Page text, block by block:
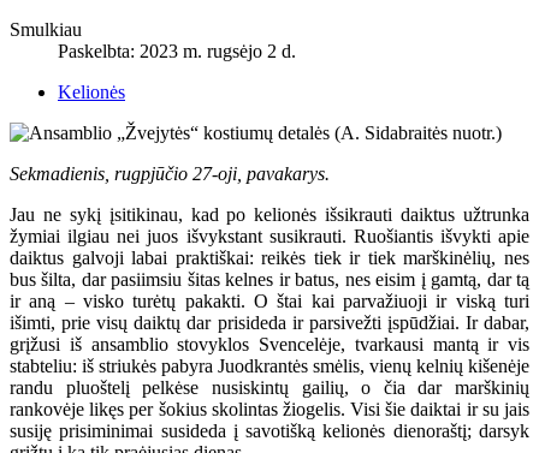
Smulkiau
Paskelbta: 2023 m. rugsėjo 2 d.
Kelionės
Sekmadienis, rugpjūčio 27-oji, pavakarys.
Jau ne sykį įsitikinau, kad po kelionės išsikrauti daiktus užtrunka
žymiai ilgiau nei juos išvykstant susikrauti. Ruošiantis išvykti apie
daiktus galvoji labai praktiškai: reikės tiek ir tiek marškinėlių, nes
bus šilta, dar pasiimsiu šitas kelnes ir batus, nes eisim į gamtą, dar tą
ir aną – visko turėtų pakakti. O štai kai parvažiuoji ir viską turi
išimti, prie visų daiktų dar prisideda ir parsivežti įspūdžiai. Ir dabar,
grįžusi iš ansamblio stovyklos Svencelėje, tvarkausi mantą ir vis
stabteliu: iš striukės pabyra Juodkrantės smėlis, vienų kelnių kišenėje
randu pluoštelį pelkėse nusiskintų gailių, o čia dar marškinių
rankovėje likęs per šokius skolintas žiogelis. Visi šie daiktai ir su jais
susiję prisiminimai susideda į savotišką kelionės dienoraštį; darsyk